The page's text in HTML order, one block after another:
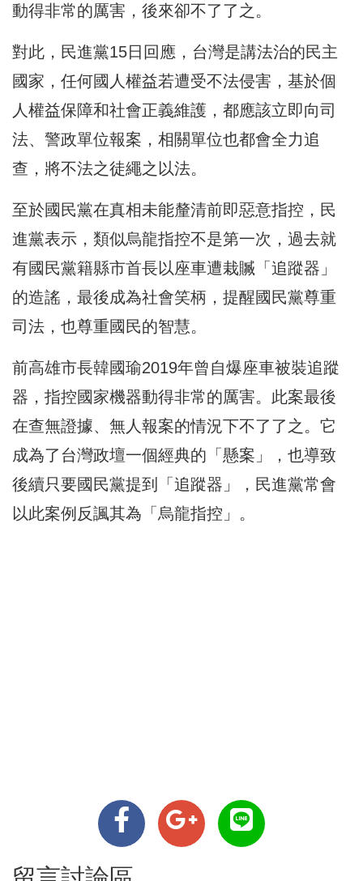
動得非常的厲害，後來卻不了了之。
對此，民進黨15日回應，台灣是講法治的民主
國家，任何國人權益若遭受不法侵害，基於個
人權益保障和社會正義維護，都應該立即向司
法、警政單位報案，相關單位也都會全力追
查，將不法之徒繩之以法。
至於國民黨在真相未能釐清前即惡意指控，民
進黨表示，類似烏龍指控不是第一次，過去就
有國民黨籍縣市首長以座車遭栽贓「追蹤器」
的造謠，最後成為社會笑柄，提醒國民黨尊重
司法，也尊重國民的智慧。
前高雄市長韓國瑜2019年曾自爆座車被裝追蹤
器，指控國家機器動得非常的厲害。此案最後
在查無證據、無人報案的情況下不了了之。它
成為了台灣政壇一個經典的「懸案」，也導致
後續只要國民黨提到「追蹤器」，民進黨常會
以此案例反諷其為「烏龍指控」。